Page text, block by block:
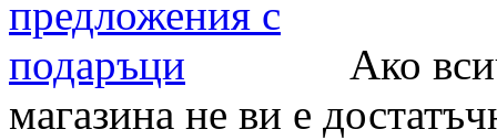
Ако
магазина не ви е